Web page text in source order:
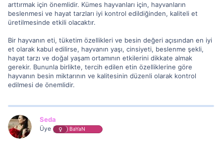
arttırmak için önemlidir. Kümes hayvanları için, hayvanların
beslenmesi ve hayat tarzları iyi kontrol edildiğinden, kaliteli et
üretilmesinde etkili olacaktır.
Bir hayvanın eti, tüketim özellikleri ve besin değeri açısından en iyi
et olarak kabul edilirse, hayvanın yaşı, cinsiyeti, beslenme şekli,
hayat tarzı ve doğal yaşam ortamının etkilerini dikkate almak
gerekir. Bununla birlikte, tercih edilen etin özelliklerine göre
hayvanın besin miktarının ve kalitesinin düzenli olarak kontrol
edilmesi de önemlidir.
Seda
Üye BaYaN